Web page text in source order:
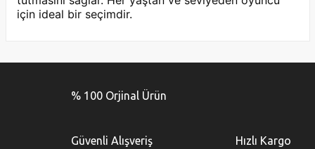
için ideal bir seçimdir.
Görüş ve önerileriniz için teşekkür ederiz.
Ürün resmi kalitesiz, bozuk veya görüntülenemiyor.
% 100 Orjinal Ürün
Güvenli Alışveriş Hızlı Kargo